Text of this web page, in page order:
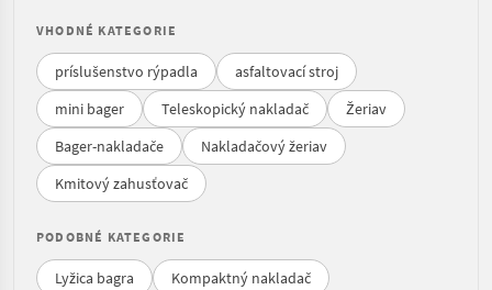
VHODNÉ KATEGORIE
príslušenstvo rýpadla
asfaltovací stroj
mini bager
Teleskopický nakladač
Žeriav
Bager-nakladače
Nakladačový žeriav
Kmitový zahusťovač
PODOBNÉ KATEGORIE
Lyžica bagra
Kompaktný nakladač